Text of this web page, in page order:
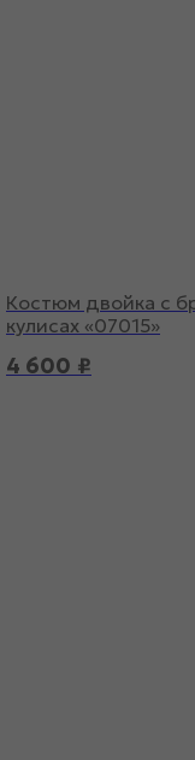
Костюм двойка с
кулисах «07015»
4 600 ₽